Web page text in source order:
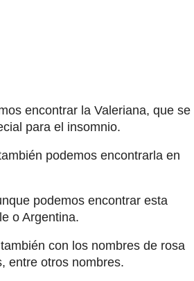
encontrar la Valeriana, que se
para el insomnio.
podemos encontrarla en
podemos encontrar esta
o Argentina.
con los nombres de rosa
entre otros nombres.